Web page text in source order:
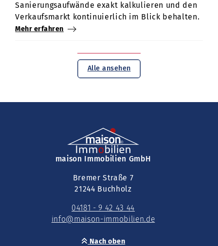
Sanierungsaufwände exakt kalkulieren und den
Verkaufsmarkt kontinuierlich im Blick behalten.
Mehr erfahren
Alle ansehen
maison Immobilien GmbH
Bremer Straße 7
21244 Buchholz
04181 - 9 42 43 44
info@maison-immobilien.de
Nach oben